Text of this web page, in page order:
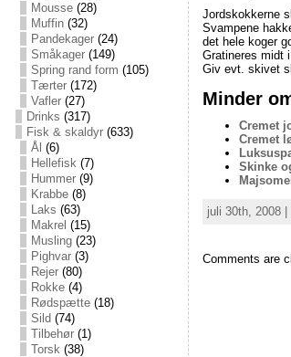
Mousse(28)
Muffin(32)
Pandekager(24)
Småkager(149)
Spring rand form (105)
Tærter(172)
Vafler(27)
Drinks (317)
Fisk & skaldyr(633)
Ål (6)
Hellefisk(7)
Hummer(9)
Krabbe(8)
Laks (63)
Makrel (15)
Musling(23)
Pighvar(3)
Rejer(80)
Rokke(4)
Rødspætte(18)
Sild (74)
Tilbehør(1)
Torsk(38)
Jordskokkerne
Svampene
det hele koger
Gratineres midt
Giv evt. skivet
Minder
Cremet
Cremet
Skinke
juli 30th, 2008 |
Comments are